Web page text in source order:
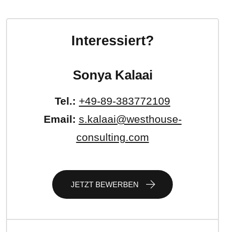
Interessiert?
Sonya Kalaai
Tel.: +49-89-383772109
Email: s.kalaai@westhouse-
consulting.com
JETZT BEWERBEN